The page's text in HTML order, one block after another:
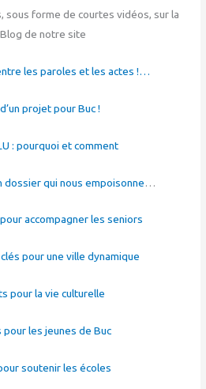
sous forme de courtes vidéos, sur la
de notre site
les paroles et les actes !…
projet pour Buc !
: pourquoi et comment
dossier qui nous empoisonne…
accompagner les seniors
pour une ville dynamique
pour la vie culturelle
les jeunes de Buc
soutenir les écoles